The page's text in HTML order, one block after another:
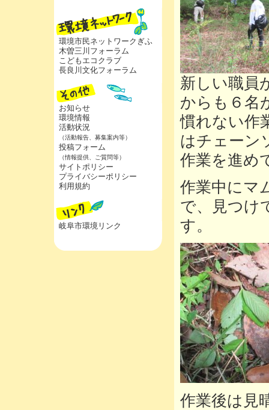
環境市民ネットワークぎふ
木曽三川フォーラム
こどもエコクラブ
長良川文化フォーラム
お知らせ
環境情報
活動状況
（活動報告、募集案内等）
投稿フォーム
（情報提供、ご質問等）
サイトポリシー
プライバシーポリシー
利用規約
岐阜市環境リンク
新しい職員
からも６名
慣れない作
はチェーン
作業を進め
作業中にマ
で、見つけ
す。
作業後は見